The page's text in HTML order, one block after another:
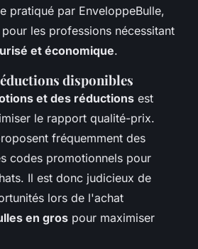
pratiqué par EnveloppeBulle,
les professions nécessitant
et économique.
disponibles
et des réductions est
le rapport qualité-prix.
fréquemment des
codes promotionnels pour
Il est donc judicieux de
lors de l'achat
en gros pour maximiser